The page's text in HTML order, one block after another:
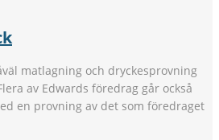
matlagning och dryckesprovning
av Edwards föredrag går också
en provning av det som föredraget